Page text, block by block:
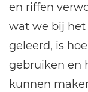
en riffen
wat we bij het
geleerd, is
gebruiken en
kunnen